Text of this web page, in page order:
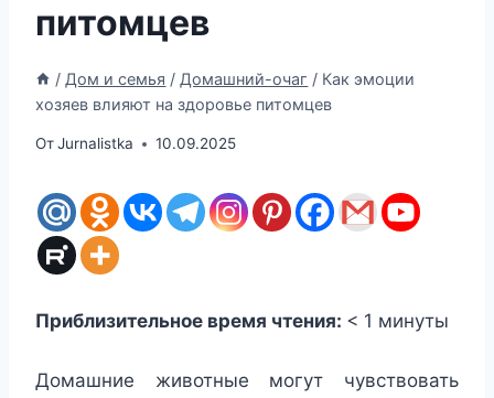
питомцев
/ Дом и семья / Домашний-очаг / Как эмоции
хозяев влияют на здоровье питомцев
ОтJurnalistka 10.09.2025
Приблизительное время чтения: < 1 минуты
Домашние животные могут чувствовать